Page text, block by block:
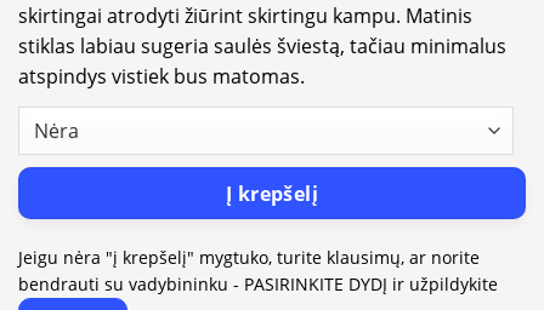
skirtingai atrodyti žiūrint skirtingu kampu. Matinis
stiklas labiau sugeria saulės šviestą, tačiau minimalus
atspindys vistiek bus matomas.
Į krepšelį
Jeigu nėra "į krepšelį" mygtuko, turite klausimų, ar norite
bendrauti su vadybininku - PASIRINKITE DYDĮ ir užpildykite